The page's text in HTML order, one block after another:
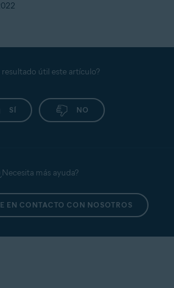
resultado útil este artículo?
SÍ NO
más ayuda?
EN CONTACTO CON NOSOTROS